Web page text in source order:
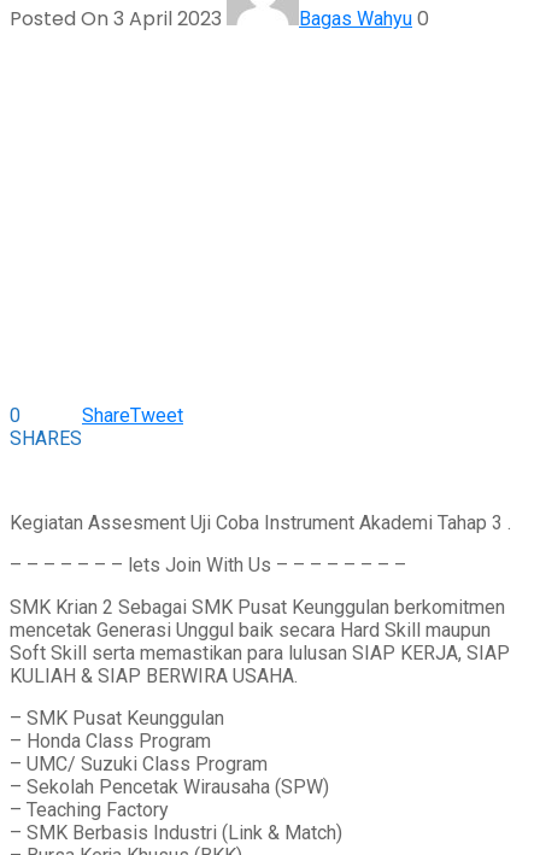
Posted On 3 April 2023 Bagas Wahyu 0
0
SHARES
ShareTweet
Kegiatan Assesment Uji Coba Instrument Akademi Tahap 3 .
– – – – – – – lets Join With Us – – – – – – – –
SMK Krian 2 Sebagai SMK Pusat Keunggulan berkomitmen
mencetak Generasi Unggul baik secara Hard Skill maupun
Soft Skill serta memastikan para lulusan SIAP KERJA, SIAP
KULIAH & SIAP BERWIRA USAHA.
– SMK Pusat Keunggulan
– Honda Class Program
– UMC/ Suzuki Class Program
– Sekolah Pencetak Wirausaha (SPW)
– Teaching Factory
– SMK Berbasis Industri (Link & Match)